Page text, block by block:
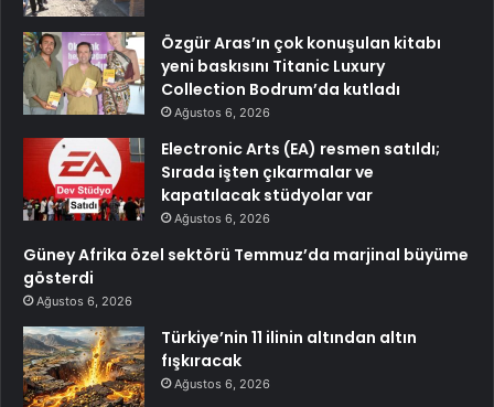
Özgür Aras’ın çok konuşulan kitabı
yeni baskısını Titanic Luxury
Collection Bodrum’da kutladı
Ağustos 6, 2026
Electronic Arts (EA) resmen satıldı;
Sırada işten çıkarmalar ve
kapatılacak stüdyolar var
Ağustos 6, 2026
Güney Afrika özel sektörü Temmuz’da marjinal büyüme
gösterdi
Ağustos 6, 2026
Türkiye’nin 11 ilinin altından altın
fışkıracak
Ağustos 6, 2026